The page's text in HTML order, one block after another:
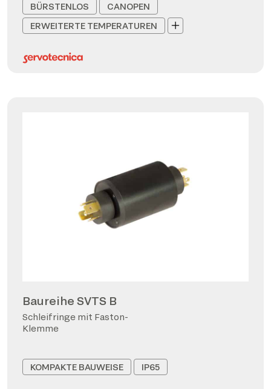
BÜRSTENLOS
CANOPEN
ERWEITERTE TEMPERATUREN
Baureihe SVTS B
Schleifringe mit Faston-
Klemme
KOMPAKTE BAUWEISE IP65